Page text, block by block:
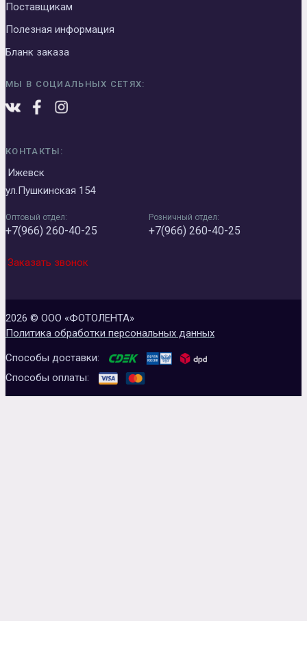
Поставщикам
Полезная информация
Бланк заказа
МЫ В СОЦИАЛЬНЫХ СЕТЯХ:
КОНТАКТЫ:
Ижевск
ул.Пушкинская 154
Оптовый отдел:
+7(966) 260-40-25
Розничный отдел:
+7(966) 260-40-25
Заказать звонок
2026 © ООО «ФОТОЛЕНТА»
Политика обработки персональных данных
Способы доставки:
Способы оплаты: